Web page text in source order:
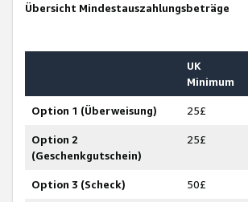
Übersicht Mindestauszahlungsbeträge
UK
Minimum
Option 1 (Überweisung) 25£
Option 2
(Geschenkgutschein)
25£
Option 3 (Scheck) 50£